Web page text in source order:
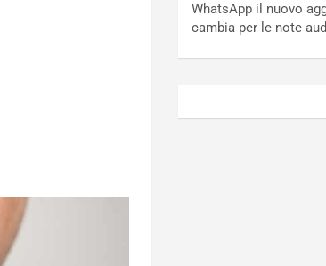
WhatsApp il nuovo
cambia per le note